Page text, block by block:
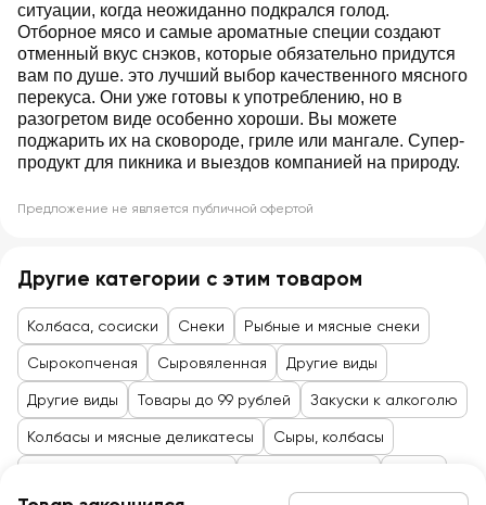
ситуации, когда неожиданно подкрался голод.
Отборное мясо и самые ароматные специи создают
отменный вкус снэков, которые обязательно придутся
вам по душе. это лучший выбор качественного мясного
перекуса. Они уже готовы к употреблению, но в
разогретом виде особенно хороши. Вы можете
поджарить их на сковороде, гриле или мангале. Супер-
продукт для пикника и выездов компанией на природу.
Предложение не является публичной офертой
Другие категории с этим товаром
Колбаса, сосиски Снеки Рыбные и мясные снеки
Сырокопченая Сыровяленная Другие виды
Другие виды Товары до 99 рублей Закуски к алкоголю
Колбасы и мясные деликатесы Сыры, колбасы